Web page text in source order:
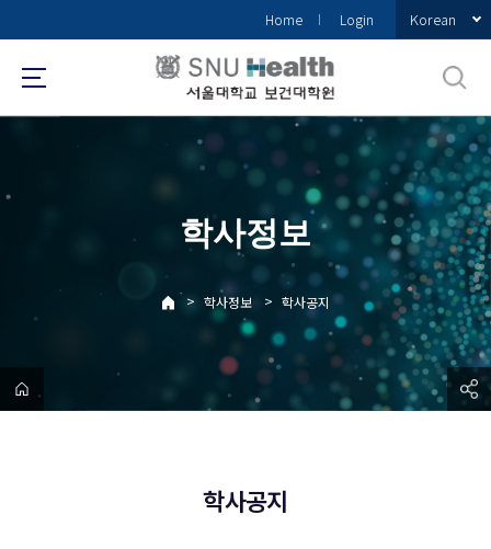
로
메
Home Login Korean
학사정보
> 학사정보 > 학사공지
학사공지